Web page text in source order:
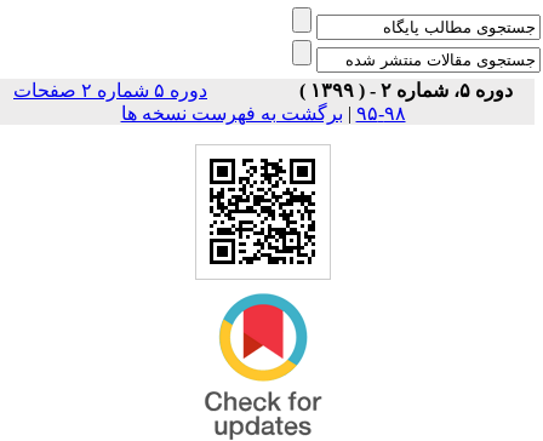
دوره ۵، شماره ۲ - ( ۱۳۹۹ )
دوره ۵ شماره ۲ صفحات
۹۸-۹۵
|برگشت به فهرست نسخه ها